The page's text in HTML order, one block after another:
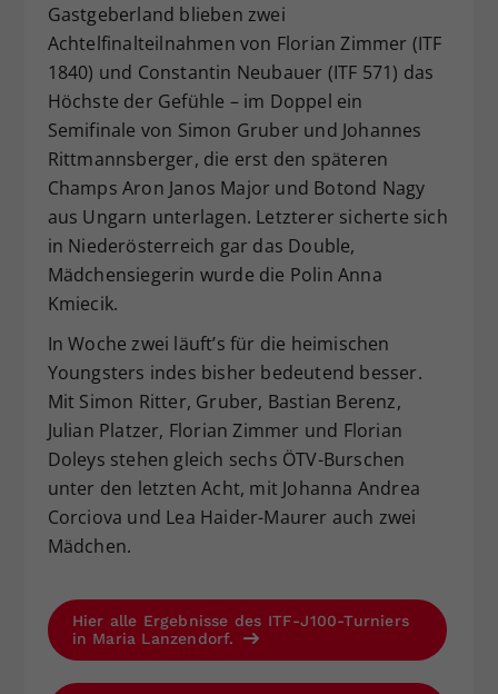
Gastgeberland blieben zwei
Achtelfinalteilnahmen von Florian Zimmer (ITF
1840) und Constantin Neubauer (ITF 571) das
Höchste der Gefühle – im Doppel ein
Semifinale von Simon Gruber und Johannes
Rittmannsberger, die erst den späteren
Champs Aron Janos Major und Botond Nagy
aus Ungarn unterlagen. Letzterer sicherte sich
in Niederösterreich gar das Double,
Mädchensiegerin wurde die Polin Anna
Kmiecik.
In Woche zwei läuft’s für die heimischen
Youngsters indes bisher bedeutend besser.
Mit Simon Ritter, Gruber, Bastian Berenz,
Julian Platzer, Florian Zimmer und Florian
Doleys stehen gleich sechs ÖTV-Burschen
unter den letzten Acht, mit Johanna Andrea
Corciova und Lea Haider-Maurer auch zwei
Mädchen.
Hier alle Ergebnisse des ITF-J100-Turniers
in Maria Lanzendorf.